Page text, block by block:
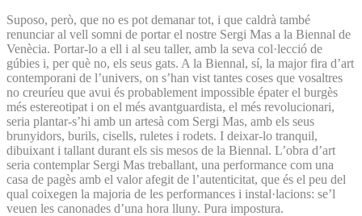
Suposo, però, que no es pot demanar tot, i que caldrà també
renunciar al vell somni de portar el nostre Sergi Mas a la Biennal de
Venècia. Portar-lo a ell i al seu taller, amb la seva col·lecció de
gúbies i, per què no, els seus gats. A la Biennal, sí, la major fira d’art
contemporani de l’univers, on s’han vist tantes coses que vosaltres
no creuríeu que avui és probablement impossible épater el burgès
més estereotipat i on el més avantguardista, el més revolucionari,
seria plantar-s’hi amb un artesà com Sergi Mas, amb els seus
brunyidors, burils, cisells, ruletes i rodets. I deixar-lo tranquil,
dibuixant i tallant durant els sis mesos de la Biennal. L’obra d’art
seria contemplar Sergi Mas treballant, una performance com una
casa de pagès amb el valor afegit de l’autenticitat, que és el peu del
qual coixegen la majoria de les performances i instal·lacions: se’l
veuen les canonades d’una hora lluny. Pura impostura.